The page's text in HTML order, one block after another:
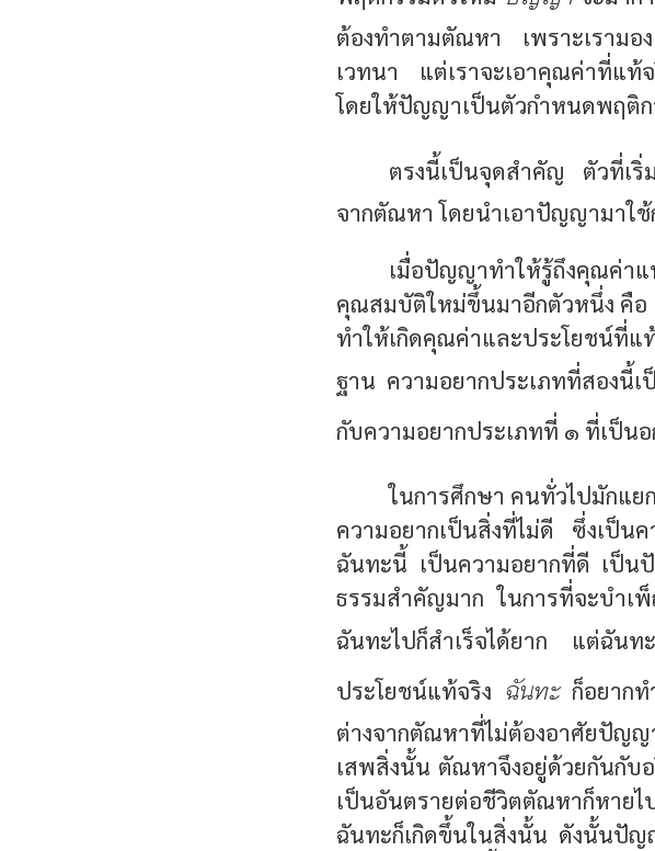
ต้องทำตามตัณหา เพราะเรามอ
เวทนา แต่เราจะเอาคุณค่าที่แ
โดยให้ปัญญาเป็นตัวกำหนดพฤติก
ตรงนี้เป็นจุดสำคัญ ตัวที่เริ่
จากตัณหา โดยนำเอาปัญญามาใช้
เมื่อปัญญาทำให้รู้ถึงคุณค่า
คุณสมบัติใหม่ขึ้นมาอีกตัวหนึ่ง คือ
ทำให้เกิดคุณค่าและประโยชน์ที่
ฐาน ความอยากประเภทที่สองนี้เ
กับความอยากประเภทที่ ๑ ที่เป็นอ
ในการศึกษา คนทั่วไปมักแย
ความอยากเป็นสิ่งที่ไม่ดี ซึ่งเป็น
ฉันทะนี้ เป็นความอยากที่ดี เป็น
ธรรมสำคัญมาก ในการที่จะบำเ
ฉันทะไปก็สำเร็จได้ยาก แต่ฉัน
ประโยชน์แท้จริง ฉันทะก็อยากท
ต่างจากตัณหาที่ไม่ต้องอาศัยปัญญ
เสพสิ่งนั้น ตัณหาจึงอยู่ด้วยกันกับ
เป็นอันตรายต่อชีวิตตัณหาก็หา
ฉันทะก็เกิดขึ้นในสิ่งนั้น ดังนั้นปั